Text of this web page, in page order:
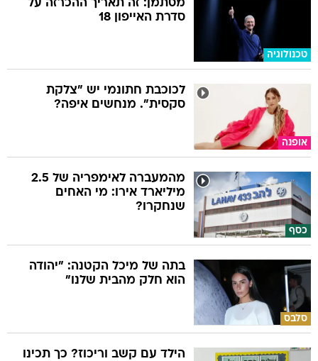
טכנולוגיה
מסתמן: זה תאריך ההכרזה על
סדרת האייפון 18
אופנה
לכוכבת חתונמי יש "צלקת
סקסית". מנחשים איפה?
כסף
מהמעברה לאימפריה של 2.5
מיליארד אירו: מי האחים
שנחקרו?
סלבס
בתה של מיכל הקטנה: "יהודה
הוא חלק מהבית שלנו"
הילד עם קשב וריכוז? כך תכינו